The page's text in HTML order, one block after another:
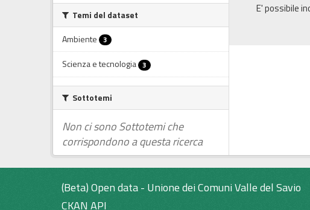
Temi del dataset
Ambiente 3
Scienza e tecnologia 3
Sottotemi
Non ci sono Sottotemi che
corrispondono a questa ricerca
E' possibile
(Beta) Open data - Unione dei Comuni Valle del Savio
CKAN API